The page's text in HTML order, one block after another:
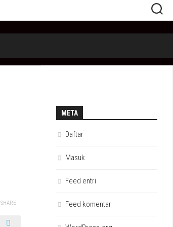
SHARE
META
Daftar
Masuk
Feed entri
Feed komentar